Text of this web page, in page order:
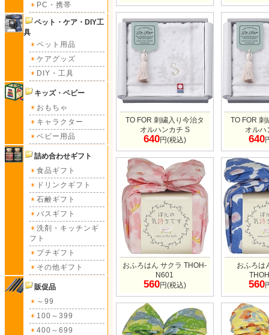
PC・携帯
ペット・ケア・DIY工
具
ペット用品
ケアグッズ
DIY・工具
キッズ・ベビー
おもちゃ
キャラクター
ベビー用品
詰め合わせギフト
食品ギフト
ドリンクギフト
石鹸ギフト
バスギフト
洗剤・キッチンギ
フト
プチギフト
その他ギフト
販促品
～99
100～399
400～699
TO FOR 刺繍入り今治タ
オルハンカチ S
640円(税込)
TO FOR 刺
オルハ
640
おふろはん サクラ THOH-
N601
560円(税込)
おふろは
560